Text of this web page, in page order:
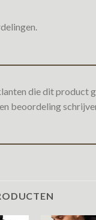
die dit product
beoordeling